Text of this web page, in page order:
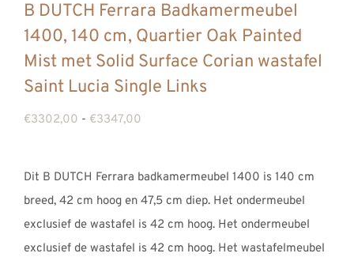
B DUTCH Ferrara Badkamermeubel
1400, 140 cm, Quartier Oak Painted
Mist met Solid Surface Corian wastafel
Saint Lucia Single Links
€3302,00 - €3347,00
Dit B DUTCH Ferrara badkamermeubel 1400 is 140 cm
breed, 42 cm hoog en 47,5 cm diep. Het ondermeubel
exclusief de wastafel is 42 cm hoog. Het ondermeubel
exclusief de wastafel is 42 cm hoog. Het wastafelmeubel